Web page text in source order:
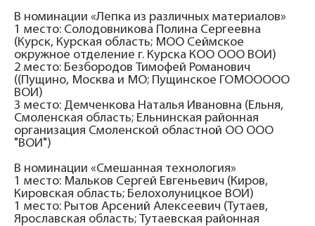
В номинации «Лепка из различных материалов»
1 место: Солодовникова Полина Сергеевна
(Курск, Курская область; МОО Сеймское
окружное отделение г. Курска КОО ООО ВОИ)
2 место: Безбородов Тимофей Романович
((Пущино, Москва и МО; Пущинское ГОМООООО
ВОИ)
3 место: Демченкова Наталья Ивановна (Ельня,
Смоленская область; Ельнинская районная
организация Смоленской областной ОО ООО
"ВОИ")
В номинации «Смешанная технология»
1 место: Мальков Сергей Евгеньевич (Киров,
Кировская область; Белохолуницкое ВОИ)
1 место: Рытов Арсений Алексеевич (Тутаев,
Ярославская область; Тутаевская районная